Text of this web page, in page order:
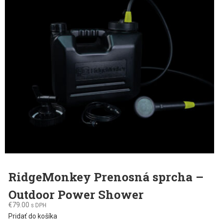
RidgeMonkey Prenosná sprcha –
Outdoor Power Shower
€79.00 s DPH
Pridať do košíka